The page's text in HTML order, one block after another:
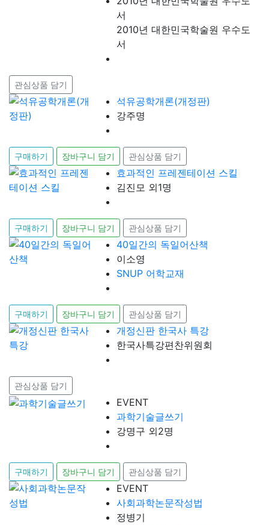
서
2010년 대한민국학술원 우수도
서
관심상품 담기
석유공학개론(개정판)
강주명
구매하기 장바구니 담기 관심상품 담기
효과적인 프레젠테이션 스킬
김진모 외1명
구매하기 장바구니 담기 관심상품 담기
40일간의 독일어산책
이소영
SNUP 어학교재
구매하기 장바구니 담기 관심상품 담기
개정신판 한국사 특강
한국사특강편찬위원회
관심상품 담기
EVENT
과학기술글쓰기
강명구 외2명
구매하기 장바구니 담기 관심상품 담기
EVENT
사회과학논문작성법
정병기